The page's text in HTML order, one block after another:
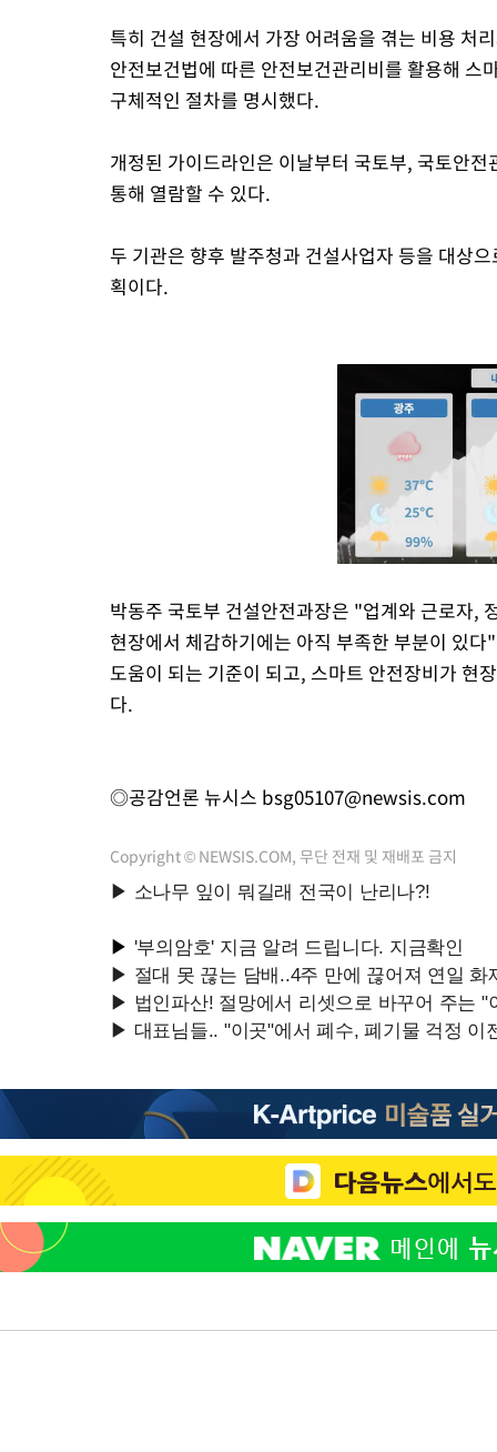
특히 건설 현장에서 가장 어려움을 겪는 비용 처
안전보건법에 따른 안전보건관리비를 활용해 스
구체적인 절차를 명시했다.
개정된 가이드라인은 이날부터 국토부, 국토안
통해 열람할 수 있다.
두 기관은 향후 발주청과 건설사업자 등을 대상
획이다.
박동주 국토부 건설안전과장은 "업계와 근로자,
현장에서 체감하기에는 아직 부족한 부분이 있
도움이 되는 기준이 되고, 스마트 안전장비가 현
다.
◎공감언론 뉴시스 bsg05107@newsis.com
Copyright © NEWSIS.COM, 무단 전재 및 재배포 금지